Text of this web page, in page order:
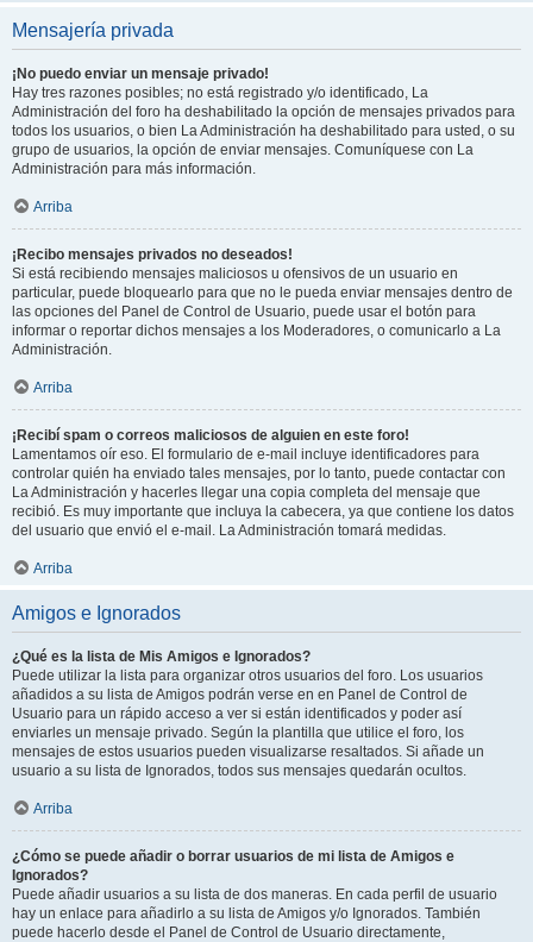
Mensajería privada
¡No puedo enviar un mensaje privado!
Hay tres razones posibles; no está registrado y/o identificado, La
Administración del foro ha deshabilitado la opción de mensajes privados para
todos los usuarios, o bien La Administración ha deshabilitado para usted, o su
grupo de usuarios, la opción de enviar mensajes. Comuníquese con La
Administración para más información.
Arriba
¡Recibo mensajes privados no deseados!
Si está recibiendo mensajes maliciosos u ofensivos de un usuario en
particular, puede bloquearlo para que no le pueda enviar mensajes dentro de
las opciones del Panel de Control de Usuario, puede usar el botón para
informar o reportar dichos mensajes a los Moderadores, o comunicarlo a La
Administración.
Arriba
¡Recibí spam o correos maliciosos de alguien en este foro!
Lamentamos oír eso. El formulario de e-mail incluye identificadores para
controlar quién ha enviado tales mensajes, por lo tanto, puede contactar con
La Administración y hacerles llegar una copia completa del mensaje que
recibió. Es muy importante que incluya la cabecera, ya que contiene los datos
del usuario que envió el e-mail. La Administración tomará medidas.
Arriba
Amigos e Ignorados
¿Qué es la lista de Mis Amigos e Ignorados?
Puede utilizar la lista para organizar otros usuarios del foro. Los usuarios
añadidos a su lista de Amigos podrán verse en en Panel de Control de
Usuario para un rápido acceso a ver si están identificados y poder así
enviarles un mensaje privado. Según la plantilla que utilice el foro, los
mensajes de estos usuarios pueden visualizarse resaltados. Si añade un
usuario a su lista de Ignorados, todos sus mensajes quedarán ocultos.
Arriba
¿Cómo se puede añadir o borrar usuarios de mi lista de Amigos e
Ignorados?
Puede añadir usuarios a su lista de dos maneras. En cada perfil de usuario
hay un enlace para añadirlo a su lista de Amigos y/o Ignorados. También
puede hacerlo desde el Panel de Control de Usuario directamente,